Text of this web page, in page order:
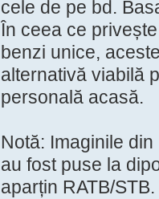
cele de pe bd.
În ceea ce
benzi unice,
alternativă viabilă
personală acasă.
Notă: Imaginile
au fost puse la
aparțin RATB/STB.